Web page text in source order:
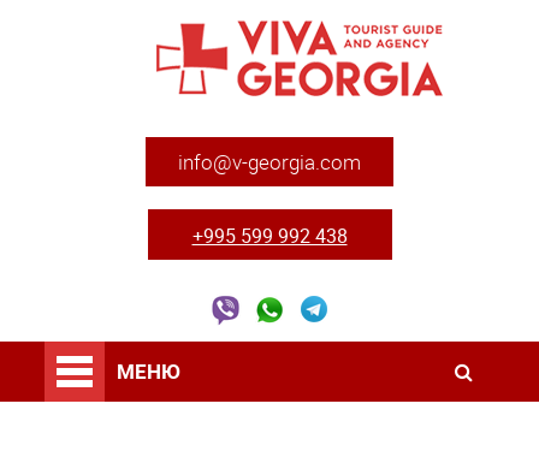
info@v-georgia.com
+995 599 992 438
МЕНЮ